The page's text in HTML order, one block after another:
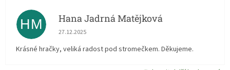
HM Hana Jadrná Matějková
Hodnocení obchodu je 5 z 5 hvězdiček.
27.12.2025
Krásné hračky, veliká radost pod stromečkem. Děkujeme.